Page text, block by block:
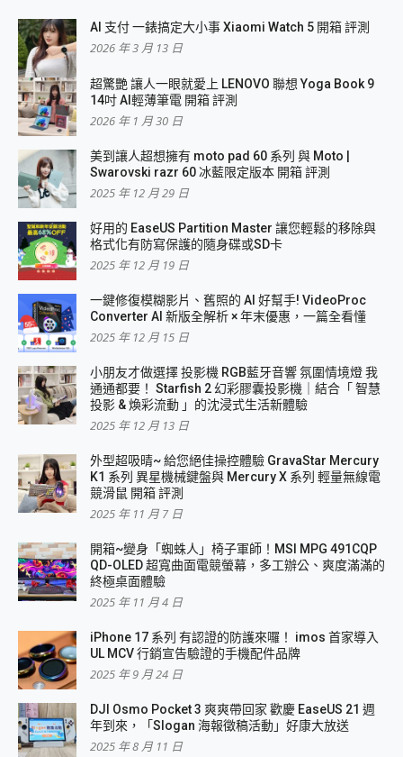
AI 支付 一錶搞定大小事 Xiaomi Watch 5 開箱 評測
2026 年 3 月 13 日
超驚艷 讓人一眼就愛上 LENOVO 聯想 Yoga Book 9
14吋 AI輕薄筆電 開箱 評測
2026 年 1 月 30 日
美到讓人超想擁有 moto pad 60 系列 與 Moto |
Swarovski razr 60 冰藍限定版本 開箱 評測
2025 年 12 月 29 日
好用的 EaseUS Partition Master 讓您輕鬆的移除與
格式化有防寫保護的隨身碟或SD卡
2025 年 12 月 19 日
一鍵修復模糊影片、舊照的 AI 好幫手! VideoProc
Converter AI 新版全解析 × 年末優惠，一篇全看懂
2025 年 12 月 15 日
小朋友才做選擇 投影機 RGB藍牙音響 氛圍情境燈 我
通通都要！ Starfish 2 幻彩膠囊投影機｜結合「 智慧
投影 & 煥彩流動 」的沈浸式生活新體驗
2025 年 12 月 13 日
外型超吸晴~ 給您絕佳操控體驗 GravaStar Mercury
K1 系列 異星機械鍵盤與 Mercury X 系列 輕量無線電
競滑鼠 開箱 評測
2025 年 11 月 7 日
開箱~變身「蜘蛛人」椅子軍師！MSI MPG 491CQP
QD-OLED 超寬曲面電競螢幕，多工辦公、爽度滿滿的
終極桌面體驗
2025 年 11 月 4 日
iPhone 17 系列 有認證的防護來囉！ imos 首家導入
UL MCV 行銷宣告驗證的手機配件品牌
2025 年 9 月 24 日
DJI Osmo Pocket 3 爽爽帶回家 歡慶 EaseUS 21 週
年到來，「Slogan 海報徵稿活動」好康大放送
2025 年 8 月 11 日